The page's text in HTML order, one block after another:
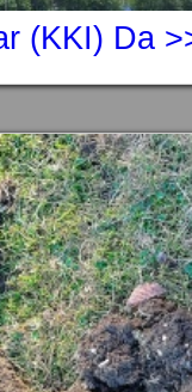
(KKI) Da